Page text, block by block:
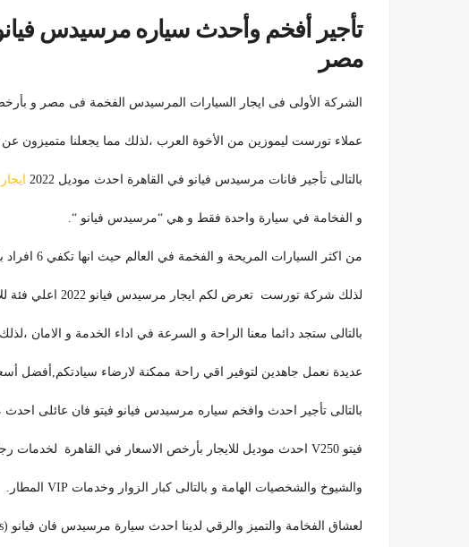
مصر
الشركة الأولى فى ايجار السيارات المرسيدس الفخمة فى مصر و بأرخص
عملاء تورست ليموزين من الأخوة العرب ،لذلك مما يجعلنا
بالتالى تأجير فانات مرسيدس فيانو في القاهرة احدث موديل 2022
و الفخامة في سيارة واحدة فقط و هي “مرسيدس فيانو “.
من اكثر السيارات المريحة و الفخمة في العالم حيث انها تكفي 6 افراد بأريحيه ليجلسوا في راحة تامة اثناء رحتلهم.
لذلك شركة تورست تعرض لكم ايجار مرسيدس فيانو 2022 اعلي فئة للايجار يوميا في القاهرة و الجيزة.
بالتالى ستجد دائما معنا الراحة و السرعة في اداء الخدمة و الامان
عديدة نعمل جاهدين لتوفير اقي راحة ممكنة لارضاء سيادتكم,أفضل
بالتالى تأجير احدث وافخم سياره مرسيدس فيانو فيتو فان عائلى
فيتو V250 احدث موديل للايجار بأرخص الاسعار في القاهرة لخدمات رجال الاعمال والسياحة والسفر والامراء
والشيوخ والشخصيات الهامة و بالتالى كبار الزوار وخدمات VIP المطار.
لعشاق الفخامة والتميز والرقي لدينا احدث سيارة مرسيدس فان فيانو (V Class ) بأرخص الاسعار, لذلك اقوي العروض